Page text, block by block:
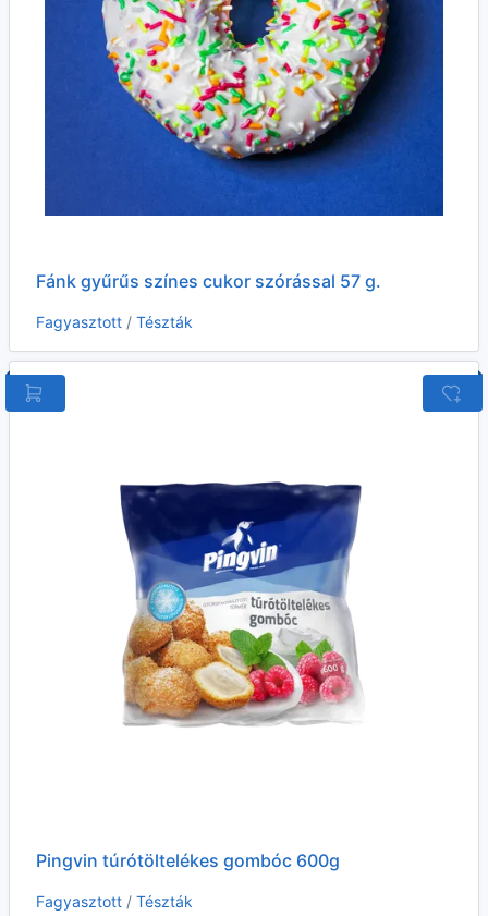
Fánk gyűrűs színes cukor szórással 57 g.
Fagyasztott / Tészták
Pingvin túrótöltelékes gombóc 600g
Fagyasztott / Tészták